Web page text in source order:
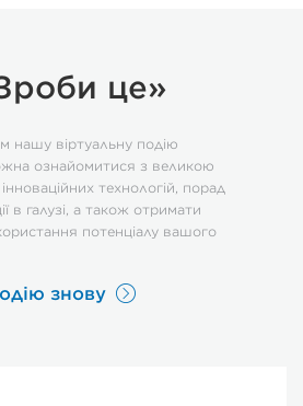
це»
нашу віртуальну подію
ознайомитися з великою
інноваційних технологій, порад
в галузі, а також отримати
потенціалу вашого
знову